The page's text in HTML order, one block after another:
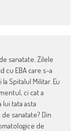
sanatate. Zilele
cu EBA care s-a
Spitalul Militar. Eu
ci cat a
tata asta
sanatate? Din
de